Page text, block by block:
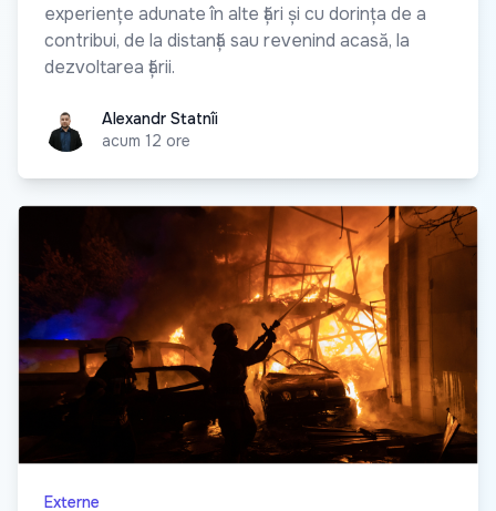
experiențe adunate în alte țări și cu dorința de a
contribui, de la distanță sau revenind acasă, la
dezvoltarea țării.
Alexandr Statnîi
Alexandr Statnîi
acum 12 ore
Externe